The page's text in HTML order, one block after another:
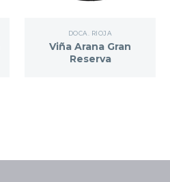
DOCA. RIOJA
Viña Arana Gran
Reserva